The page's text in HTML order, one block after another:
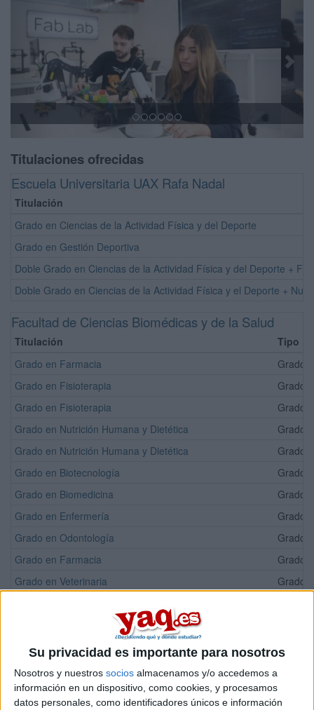
Su privacidad es importante para nosotros
Nosotros y nuestros socios almacenamos y/o accedemos a
información en un dispositivo, como cookies, y procesamos
datos personales, como identificadores únicos e información
Titulaciones ofrecidas
Escuela Universitaria UAX Rafa Nadal
Titulación
Grado en Ciencias de la Actividad Física y del Deporte
Grado en Gestión Deportiva
Doble Grado en Ciencias de la Actividad Física y del Deporte +
Doble Grado en Ciencias de la Actividad Física y el Deporte +
Facultad de Ciencias Biomédicas y de la Salud
Titulación
Tipo
Grado en Farmacia
Grado
Grado en Fisioterapia
Grado
Grado en Fisioterapia
Grado
Grado en Nutrición Humana y Dietética
Grado
Grado en Nutrición Humana y Dietética
Grado
Grado en Biotecnología
Grado
Grado en Biomedicina
Grado
Grado en Enfermería
Grado
Grado en Odontología
Grado
Grado en Farmacia
Grado
Grado en Veterinaria
Grado
Doble Grado en Farmacia + Nutrición Humana y Dietética
UAX Málaga
Titulación